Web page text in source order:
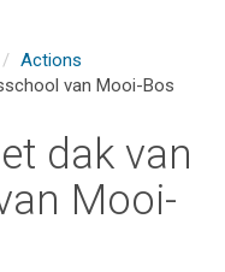
Actions
van Mooi-Bos
dak van
Mooi-